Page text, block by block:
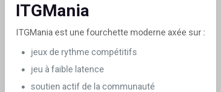
ITGMania
ITGMania est une fourchette moderne axée sur :
jeux de rythme compétitifs
jeu à faible latence
soutien actif de la communauté